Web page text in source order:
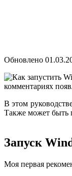
Обновлено
комментариях
В этом
Также может быть
Запуск
Моя первая